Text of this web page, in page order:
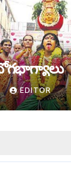
EDITOR